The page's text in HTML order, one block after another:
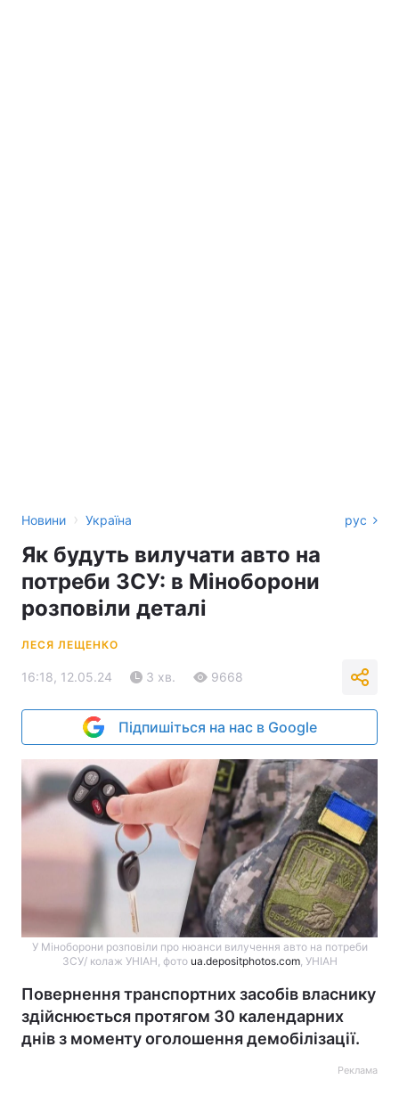
Новини › Україна рус
Як будуть вилучати авто на
потреби ЗСУ: в Міноборони
розповіли деталі
ЛЕСЯ ЛЕЩЕНКО
16:18, 12.05.24 3 хв. 9668
Підпишіться на нас в Google
У Міноборони розповіли про нюанси вилучення авто на потреби
ЗСУ/ колаж УНІАН, фото ua.depositphotos.com, УНІАН
Повернення транспортних засобів власнику
здійснюється протягом 30 календарних
днів з моменту оголошення демобілізації.
Реклама